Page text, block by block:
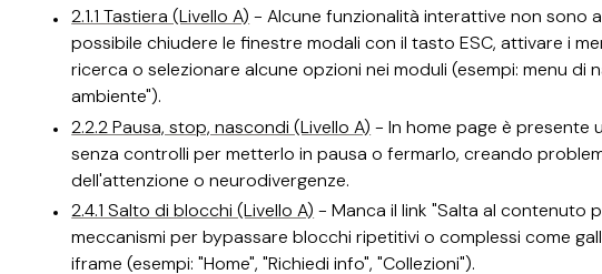
2.1.1 Tastiera (Livello A) - Alcune funzionalità interattive non sono
possibile chiudere le finestre modali con il tasto ESC, attivare i
ricerca o selezionare alcune opzioni nei moduli (esempi: menu di
ambiente").
2.2.2 Pausa, stop, nascondi (Livello A) - In home page è presente
senza controlli per metterlo in pausa o fermarlo, creando
dell'attenzione o neurodivergenze.
2.4.1 Salto di blocchi (Livello A) - Manca il link "Salta al contenuto
meccanismi per bypassare blocchi ripetitivi o complessi come
iframe (esempi: "Home", "Richiedi info", "Collezioni").